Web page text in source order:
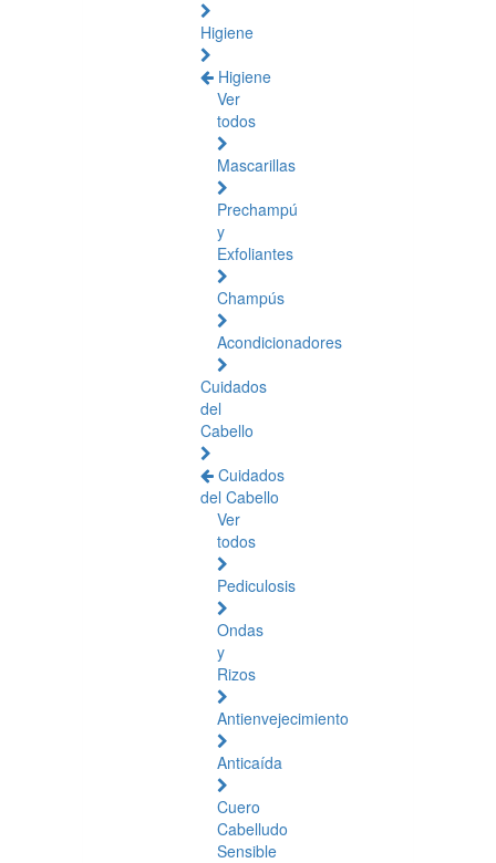
Higiene
Higiene
Ver
todos
Mascarillas
Prechampú
y
Exfoliantes
Champús
Acondicionadores
Cuidados
del
Cabello
Cuidados
del Cabello
Ver
todos
Pediculosis
Ondas
y
Rizos
Antienvejecimiento
Anticaída
Cuero
Cabelludo
Sensible